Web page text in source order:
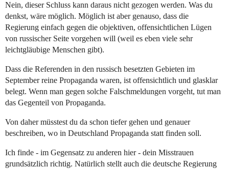
Nein, dieser Schluss kann daraus nicht gezogen werden. Was du
denkst, wäre möglich. Möglich ist aber genauso, dass die
Regierung einfach gegen die objektiven, offensichtlichen Lügen
von russischer Seite vorgehen will (weil es eben viele sehr
leichtgläubige Menschen gibt).
Dass die Referenden in den russisch besetzten Gebieten im
September reine Propaganda waren, ist offensichtlich und glasklar
belegt. Wenn man gegen solche Falschmeldungen vorgeht, tut man
das Gegenteil von Propaganda.
Von daher müsstest du da schon tiefer gehen und genauer
beschreiben, wo in Deutschland Propaganda statt finden soll.
Ich finde - im Gegensatz zu anderen hier - dein Misstrauen
grundsätzlich richtig. Natürlich stellt auch die deutsche Regierung